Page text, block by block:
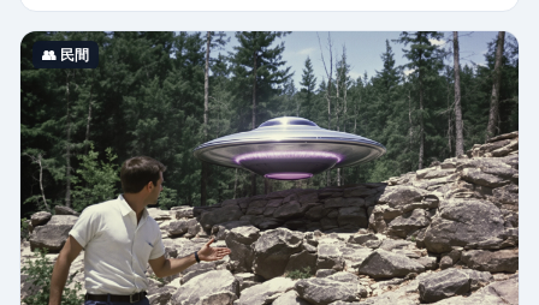
👥 民間